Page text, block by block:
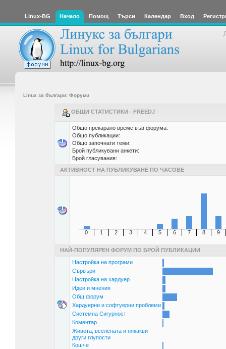
Linux-BG Начало Помощ Търси Календар Вход
Linux за българи: Форуми
ОБЩИ СТАТИСТИКИ - FREEDJ
Общо прекарано време във форума:
Общо публикации:
Общо започнати теми:
Брой публикувани анкети:
Брой гласувания:
АКТИВНОСТ НА ПУБЛИКУВАНЕ ПО ЧАСОВЕ
0 1 2 3 4 5 6 7 8 9
НАЙ-ПОПУЛЯРЕН ФОРУМ ПО БРОЙ ПУБЛИКАЦИИ
Настройка на програми
Сървъри
Настройка на хардуер
Идеи и мнения
Общ форум
Хардуерни и софтуерни проблеми
Системна Сигурност
Коментар
Живота, вселената и някакви
други глупости
Кошче